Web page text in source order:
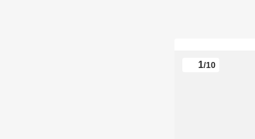
1/10